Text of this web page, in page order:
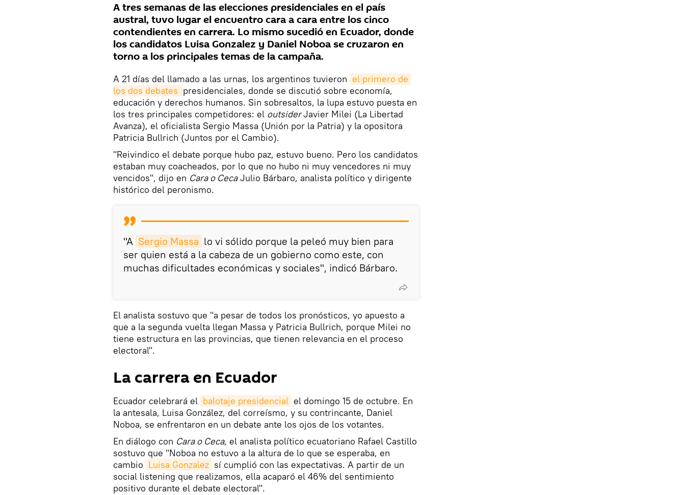
A tres semanas de las elecciones presidenciales en el país
austral, tuvo lugar el encuentro cara a cara entre los cinco
contendientes en carrera. Lo mismo sucedió en Ecuador, donde
los candidatos Luisa Gonzalez y Daniel Noboa se cruzaron en
torno a los principales temas de la campaña.
A 21 días del llamado a las urnas, los argentinos tuvieron el primero de
los dos debates presidenciales, donde se discutió sobre economía,
educación y derechos humanos. Sin sobresaltos, la lupa estuvo puesta en
los tres principales competidores: el outsiderJavier Milei (La Libertad
Avanza), el oficialista Sergio Massa (Unión por la Patria) y la opositora
Patricia Bullrich (Juntos por el Cambio).
"Reivindico el debate porque hubo paz, estuvo bueno. Pero los candidatos
estaban muy coacheados, por lo que no hubo ni muy vencedores ni muy
vencidos", dijo en Cara o CecaJulio Bárbaro, analista político y dirigente
histórico del peronismo.
"A Sergio Massa lo vi sólido porque la peleó muy bien para
ser quien está a la cabeza de un gobierno como este, con
muchas dificultades económicas y sociales", indicó Bárbaro.
El analista sostuvo que "a pesar de todos los pronósticos, yo apuesto a
que a la segunda vuelta llegan Massa y Patricia Bullrich, porque Milei no
tiene estructura en las provincias, que tienen relevancia en el proceso
electoral".
La carrera en Ecuador
Ecuador celebrará el balotaje presidencial el domingo 15 de octubre. En
la antesala, Luisa González, del correísmo, y su contrincante, Daniel
Noboa, se enfrentaron en un debate ante los ojos de los votantes.
En diálogo con Cara o Ceca, el analista político ecuatoriano Rafael Castillo
sostuvo que "Noboa no estuvo a la altura de lo que se esperaba, en
cambio Luisa Gonzalez sí cumplió con las expectativas. A partir de un
social listening que realizamos, ella acaparó el 46% del sentimiento
positivo durante el debate electoral".